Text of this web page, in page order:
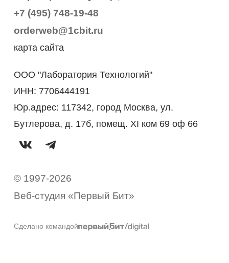
+7 (495) 748-19-48
orderweb@1cbit.ru
карта сайта
ООО "Лаборатория Технологий"
ИНН: 7706444191
Юр.адрес: 117342, город Москва, ул.
Бутлерова, д. 17б, помещ. XI ком 69 оф 66
© 1997-2026
Веб-студия «Первый Бит»
Сделано командой